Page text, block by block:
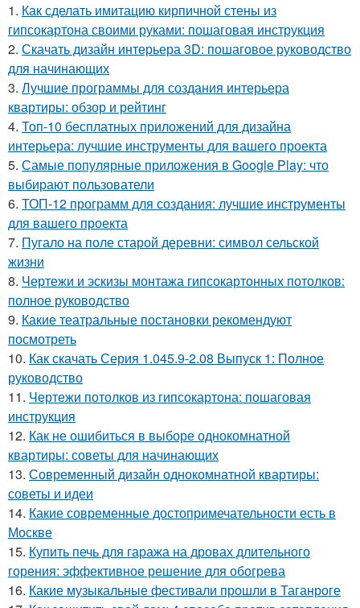
1. Как сделать имитацию кирпичной стены из
гипсокартона своими руками: пошаговая инструкция
2. Скачать дизайн интерьера 3D: пошаговое руководство
для начинающих
3. Лучшие программы для создания интерьера
квартиры: обзор и рейтинг
4. Топ-10 бесплатных приложений для дизайна
интерьера: лучшие инструменты для вашего проекта
5. Самые популярные приложения в Google Play: что
выбирают пользователи
6. ТОП-12 программ для создания: лучшие инструменты
для вашего проекта
7. Пугало на поле старой деревни: символ сельской
жизни
8. Чертежи и эскизы монтажа гипсокартонных потолков:
полное руководство
9. Какие театральные постановки рекомендуют
посмотреть
10. Как скачать Серия 1.045.9-2.08 Выпуск 1: Полное
руководство
11. Чертежи потолков из гипсокартона: пошаговая
инструкция
12. Как не ошибиться в выборе однокомнатной
квартиры: советы для начинающих
13. Современный дизайн однокомнатной квартиры:
советы и идеи
14. Какие современные достопримечательности есть в
Москве
15. Купить печь для гаража на дровах длительного
горения: эффективное решение для обогрева
16. Какие музыкальные фестивали прошли в Таганроге